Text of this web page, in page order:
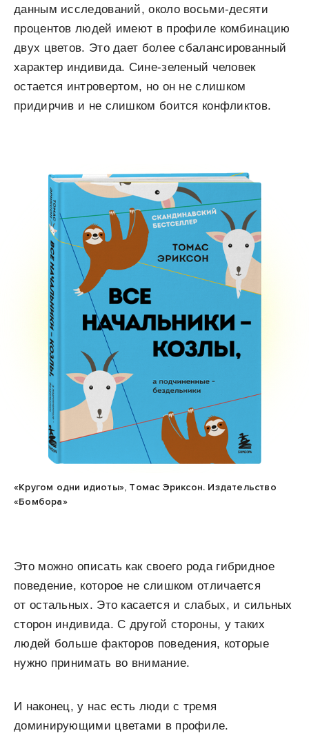
данным исследований, около восьми-десяти
процентов людей имеют в профиле комбинацию
двух цветов. Это дает более сбалансированный
характер индивида. Сине-зеленый человек
остается интровертом, но он не слишком
придирчив и не слишком боится конфликтов.
«Кругом одни идиоты», Томас Эриксон. Издательство
«Бомбора»
Это можно описать как своего рода гибридное
поведение, которое не слишком отличается
от остальных. Это касается и слабых, и сильных
сторон индивида. С другой стороны, у таких
людей больше факторов поведения, которые
нужно принимать во внимание.
И наконец, у нас есть люди с тремя
доминирующими цветами в профиле.